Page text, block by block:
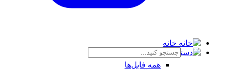
خانه
دسته بندی
همه فایل‌ها